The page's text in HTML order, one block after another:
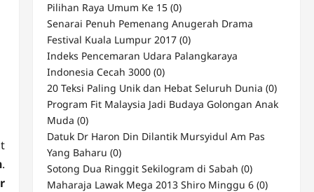
.
Pilihan Raya Umum Ke 15 (0)
Senarai Penuh Pemenang Anugerah Drama
Festival Kuala Lumpur 2017 (0)
Indeks Pencemaran Udara Palangkaraya
Indonesia Cecah 3000 (0)
20 Teksi Paling Unik dan Hebat Seluruh Dunia (0)
Program Fit Malaysia Jadi Budaya Golongan Anak
Muda (0)
Datuk Dr Haron Din Dilantik Mursyidul Am Pas
Yang Baharu (0)
Sotong Dua Ringgit Sekilogram di Sabah (0)
Maharaja Lawak Mega 2013 Shiro Minggu 6 (0)